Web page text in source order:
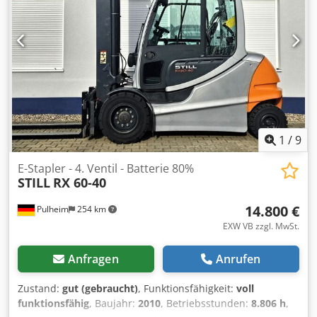
Bereifung vorne Typ: Superelastik Bereifung vorne
Zustand: 80 - 100% Chedpfou Dcn Djx Aglea Bereifung
hinten Typ: Superelastik Bereifung hinten Zustand: 80 -
100% 3. Ventil, 4. Ventil,
1 /9
Pulheim 254 km
E-Stapler - 4. Ventil - Batterie 80%
STILL RX 60-40
14.800 €
EXW VB zzgl. MwSt.
Anfragen Anrufen
Zustand: gut (gebraucht), Funktionsfähigkeit: voll
funktionsfähig, Baujahr: 2010, Betriebsstunden: 8.806 h,